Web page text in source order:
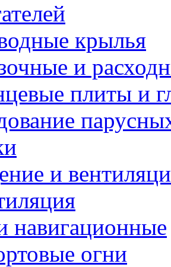
крылья
и
плиты и
и
навигационные
огни